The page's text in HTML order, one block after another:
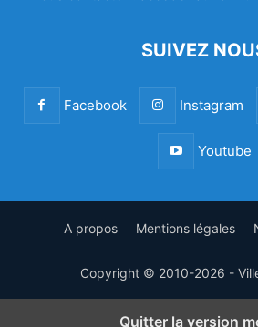
SUIVEZ
Facebook Instagram
Youtube
A propos Mentions légales
Copyright © 2010-2026 -
Quitter la version